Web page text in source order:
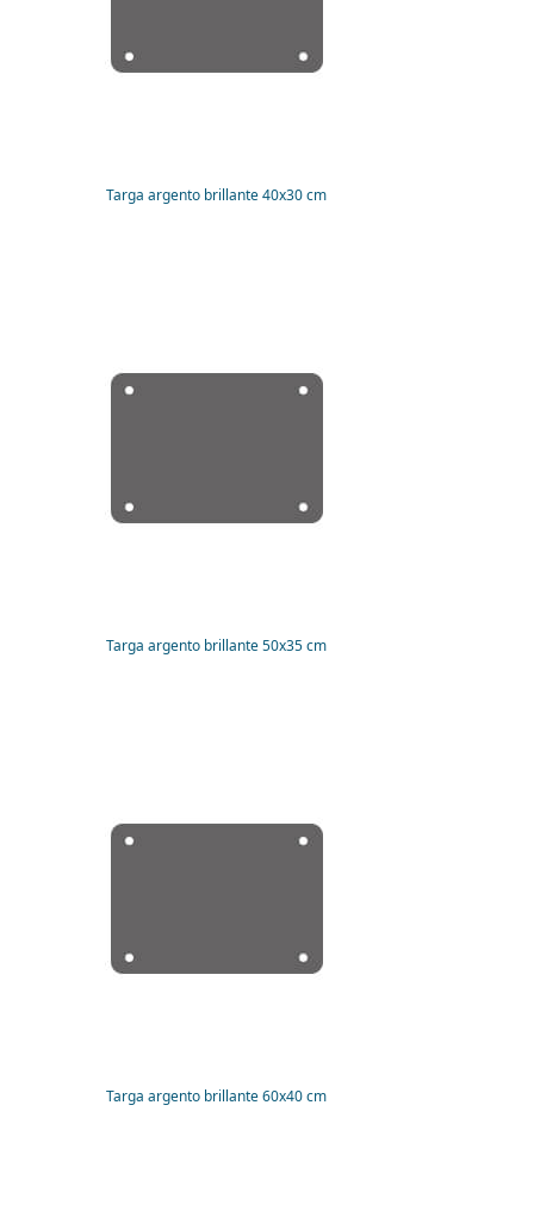
Targa argento brillante 40x30 cm
Targa argento brillante 50x35 cm
Targa argento brillante 60x40 cm